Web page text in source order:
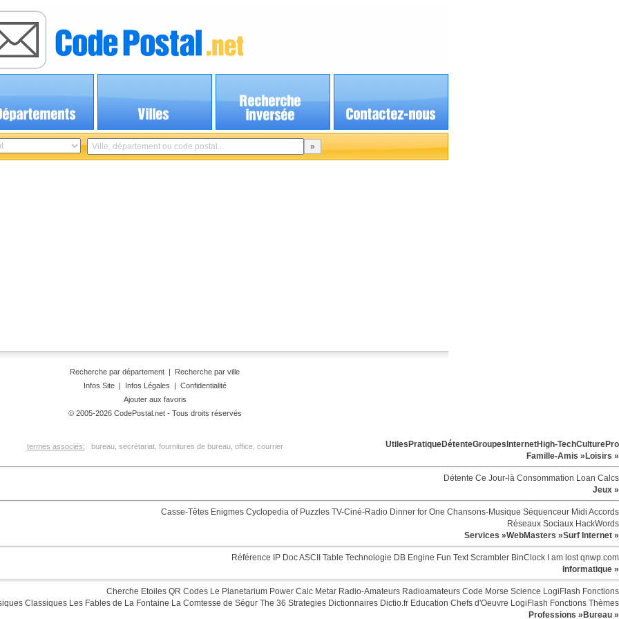
Recherche par département | Recherche par ville
Infos Site| Infos Légales | Confidentialité
Ajouter aux favoris
© 2005-2026 CodePostal.net - Tous droits réservés
termes associés: bureau, secrétariat, fournitures de bureau, office, courrier Utiles PratiqueDétenteGroupes InternetHigh-TechCulturePro
Famille-Amis » Loisirs »
Détente Ce Jour-là Consommation Loan Calcs
Jeux »
Casse-Têtes Enigmes Cyclopedia of Puzzles TV-Ciné-Radio Dinner for One Chansons-Musique Séquenceur Midi Accords
Réseaux Sociaux HackWords
Services »WebMasters »Surf Internet »
Référence IP DocASCII Table Technologie DB Engine Fun Text Scrambler BinClock I am lostqnwp.com
Informatique »
Cherche Etoiles QR Codes Le Planetarium Power Calc Metar Radio-Amateurs Radioamateurs Code Morse Science LogiFlash Fonctions
Classiques Les Fables de La Fontaine La Comtesse de Ségur The 36 Strategies Dictionnaires Dictio.fr Education Chefs d'Oeuvre LogiFlash Fonctions Thèmes
Professions » Bureau »